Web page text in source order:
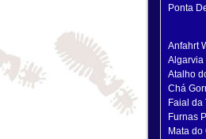
Ponta
Anfahrt
Algarvia
Atalho
Chá
Faial da
Furnas
Mata